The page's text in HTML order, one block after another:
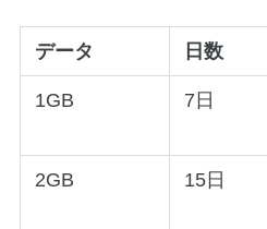
データ 日数
1GB 7日
2GB 15日